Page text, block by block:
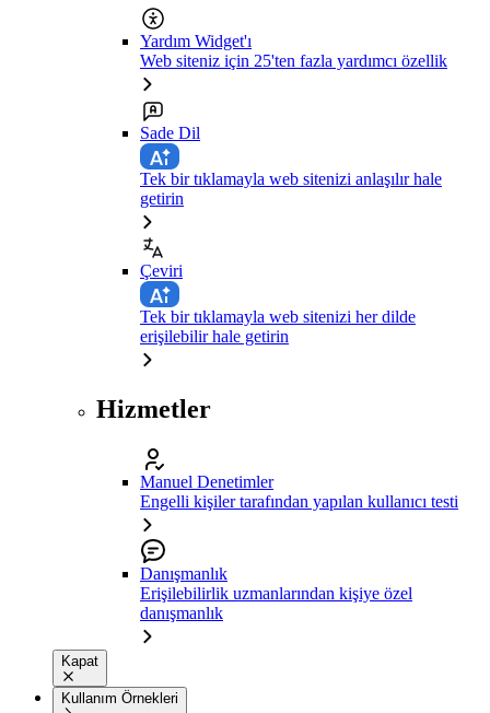
Yardım Widget'ı
Web siteniz için 25'ten fazla yardımcı özellik
Sade Dil
Tek bir tıklamayla web sitenizi anlaşılır hale
getirin
Çeviri
Tek bir tıklamayla web sitenizi her dilde
erişilebilir hale getirin
Hizmetler
Manuel Denetimler
Engelli kişiler tarafından yapılan kullanıcı testi
Danışmanlık
Erişilebilirlik uzmanlarından kişiye özel
danışmanlık
Kapat
Kullanım Örnekleri